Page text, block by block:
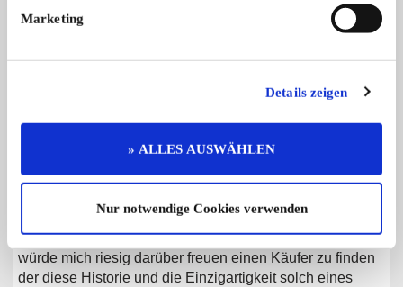
Marketing
Details zeigen
» ALLES AUSWÄHLEN
Nur notwendige Cookies verwenden
den Urlaub kann.
bis November, diese kann aber problemlos geändert
werden.
Wer einen Camper mit Geschichte, Charakter und
fahren möchte, sollte sich ihn anschauen. Gerade jetzt
zum Sommer ist er bereit für die nächste große Reise. Ich
würde mich riesig darüber freuen einen Käufer zu finden
der diese Historie und die Einzigartigkeit solch eines